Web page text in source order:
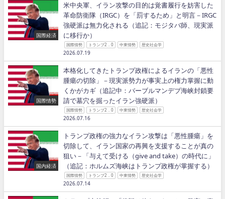
国際経済
米中央軍、イラン攻撃の目的は覚書履行を妨害した
革命防衛隊（IRGC）を「罰するため」と明言－IRGC
強硬派は無力化される（追記：モジタバ師、現実派
に移行か）
国際情勢 トランプ2．0 中東情勢 歴史社会学
2026.07.19
国際情勢
本格化してきたトランプ政権によるイランの「悪性
腫瘍の切除」－現実派勢力が事実上の権力掌握に動
くかがカギ（追記中：バーブルマンデブ海峡封鎖要
請で墓穴を掘ったイラン強硬派）
国際情勢 トランプ2．0 中東情勢 歴史社会学
2026.07.16
国内経済
トランプ政権の強力なイラン攻撃は「悪性腫瘍」を
切除して、イラン国家の再興を支援することが真の
狙い－「与えて受ける（give and take）の時代に」
（追記：ホルムズ海峡はトランプ政権が掌握する）
国際情勢 トランプ2．0 中東情勢 歴史社会学
2026.07.14